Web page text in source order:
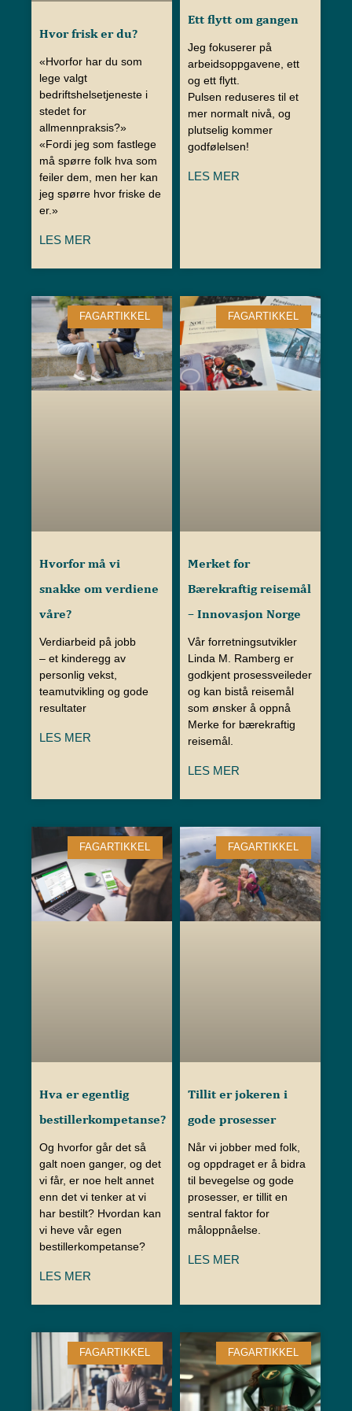
Hvor frisk er du?
«Hvorfor har du som
lege valgt
bedriftshelsetjeneste i
stedet for
allmennpraksis?»
«Fordi jeg som fastlege
må spørre folk hva som
feiler dem, men her kan
jeg spørre hvor friske de
er.»
LES MER
Ett flytt om gangen
Jeg fokuserer på
arbeidsoppgavene, ett
og ett flytt.
Pulsen reduseres til et
mer normalt nivå, og
plutselig kommer
godfølelsen!
LES MER
FAGARTIKKEL
Hvorfor må vi
snakke om verdiene
våre?
Verdiarbeid på jobb
– et kinderegg av
personlig vekst,
teamutvikling og gode
resultater
LES MER
FAGARTIKKEL
Merket for
Bærekraftig reisemål
– Innovasjon Norge
Vår forretningsutvikler
Linda M. Ramberg er
godkjent prosessveileder
og kan bistå reisemål
som ønsker å oppnå
Merke for bærekraftig
reisemål.
LES MER
FAGARTIKKEL
Hva er egentlig
bestillerkompetanse?
Og hvorfor går det så
galt noen ganger, og det
vi får, er noe helt annet
enn det vi tenker at vi
har bestilt? Hvordan kan
vi heve vår egen
bestillerkompetanse?
LES MER
FAGARTIKKEL
Tillit er jokeren i
gode prosesser
Når vi jobber med folk,
og oppdraget er å bidra
til bevegelse og gode
prosesser, er tillit en
sentral faktor for
måloppnåelse.
LES MER
FAGARTIKKEL FAGARTIKKEL